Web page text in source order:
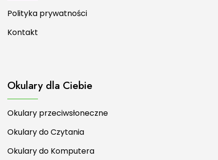
Polityka prywatności
Kontakt
Okulary dla Ciebie
Okulary przeciwsłoneczne
Okulary do Czytania
Okulary do Komputera